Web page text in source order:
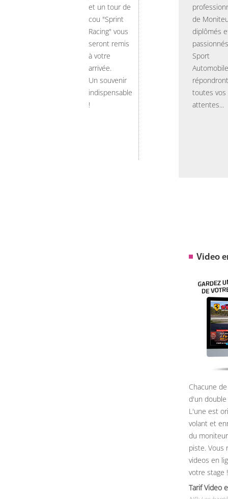
et un tour de
cou "Sprint
Racing" vous
seront remis
à votre
arrivée.
Un souvenir
indispensable
!
de
diplômés
Sport
Automobile
toutes vos
attentes...
Video
Chacune
d'un
L'une est
volant et
du
piste. Vous
videos en
votre stage !
Tarif Video